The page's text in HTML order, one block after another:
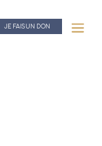
JE FAIS UN DON